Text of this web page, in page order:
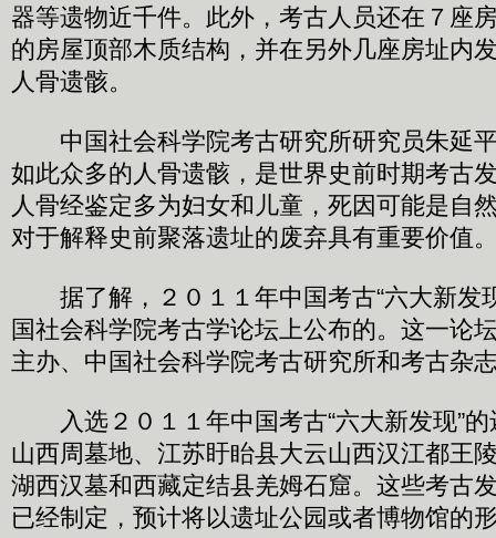
器等遗物近千件。此外，考古人员还在７座
的房屋顶部木质结构，并在另外几座房址内
人骨遗骸。
中国社会科学院考古研究所研究员朱延
如此众多的人骨遗骸，是世界史前时期考古
人骨经鉴定多为妇女和儿童，死因可能是自
对于解释史前聚落遗址的废弃具有重要价值
据了解，２０１１年中国考古“六大新发
国社会科学院考古学论坛上公布的。这一论
主办、中国社会科学院考古研究所和考古杂
入选２０１１年中国考古“六大新发现”的
山西周墓地、江苏盱眙县大云山西汉江都王
湖西汉墓和西藏定结县羌姆石窟。这些考古
已经制定，预计将以遗址公园或者博物馆的